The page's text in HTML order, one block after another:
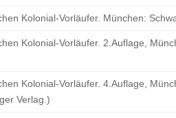
Kolonial-Vorläufer. München:
Kolonial-Vorläufer. 2.Auflage,
Kolonial-Vorläufer. 4.Auflage,
Verlag.)